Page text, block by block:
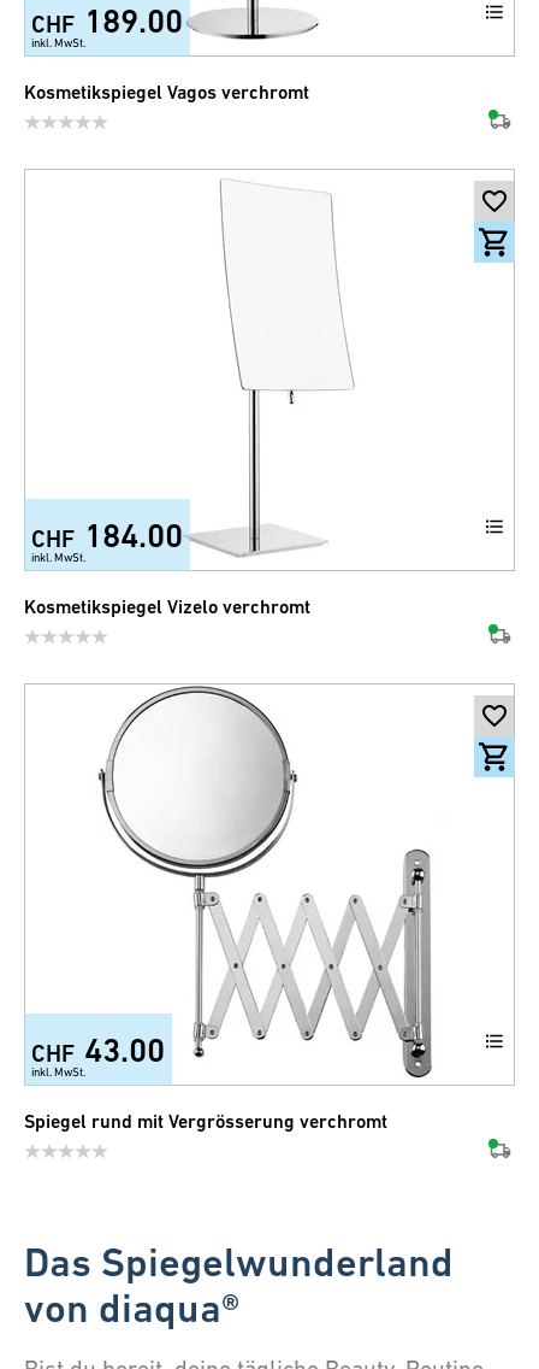
CHF 189.00
inkl. MwSt.
Kosmetikspiegel Vagos verchromt
CHF 184.00
inkl. MwSt.
Kosmetikspiegel Vizelo verchromt
CHF 43.00
inkl. MwSt.
Spiegel rund mit Vergrösserung verchromt
Das Spiegelwunderland
von diaqua®